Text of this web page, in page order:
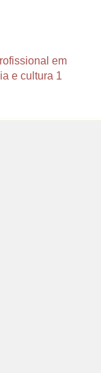
em
e cultura 1